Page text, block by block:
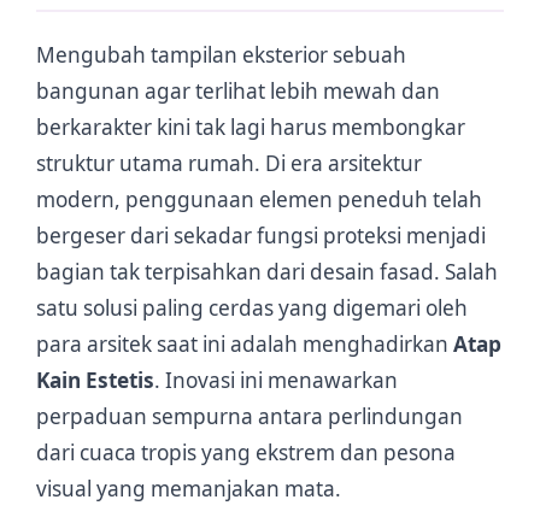
Mengubah tampilan eksterior sebuah
bangunan agar terlihat lebih mewah dan
berkarakter kini tak lagi harus membongkar
struktur utama rumah. Di era arsitektur
modern, penggunaan elemen peneduh telah
bergeser dari sekadar fungsi proteksi menjadi
bagian tak terpisahkan dari desain fasad. Salah
satu solusi paling cerdas yang digemari oleh
para arsitek saat ini adalah menghadirkan Atap
Kain Estetis. Inovasi ini menawarkan
perpaduan sempurna antara perlindungan
dari cuaca tropis yang ekstrem dan pesona
visual yang memanjakan mata.